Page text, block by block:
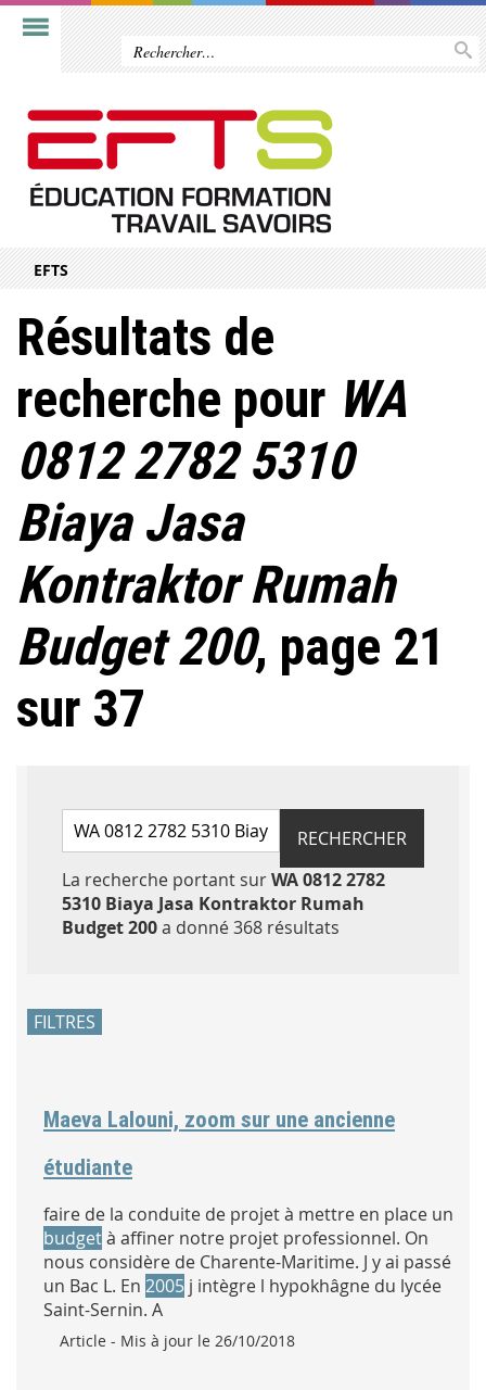
EFTS
Résultats de
recherche pour WA
0812 2782 5310
Biaya Jasa
Kontraktor Rumah
Budget 200, page 21
sur 37
Rechercher par mots-clés
RECHERCHER
La recherche portant surWA 0812 2782
5310 Biaya Jasa Kontraktor Rumah
Budget 200a donné 368 résultats
FILTRES
Maeva Lalouni, zoom sur une ancienne
étudiante
faire de la conduite de projet à mettre en place un
budgetà affiner notre projet professionnel. On
nous considère de Charente-Maritime. J y ai passé
un Bac L. En 2005 j intègre l hypokhâgne du lycée
Saint-Sernin. A
Type :
Article - Mis à jour le 26/10/2018